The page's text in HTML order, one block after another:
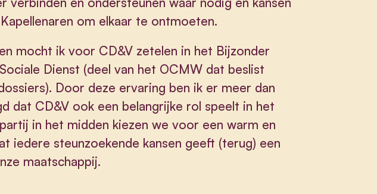
om elkaar te ontmoeten.
mocht ik voor CD&V zetelen in het Bijzonder
Dienst (deel van het OCMW dat beslist
Door deze ervaring ben ik er meer dan
dat CD&V ook een belangrijke rol speelt in het
in het midden kiezen we voor een warm en
iedere steunzoekende kansen geeft (terug) een
maatschappij.